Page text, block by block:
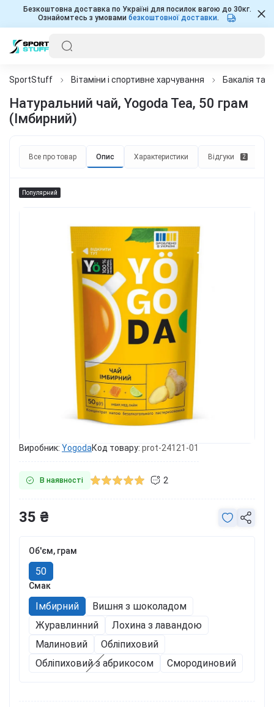
Безкоштовна доставка по Україні для посилок вагою до 30кг.
Ознайомтесь з умовами безкоштовної доставки.
SportStuff Вітаміни і спортивне харчування Бакалія та
Натуральний чай, Yogoda Tea, 50 грам
(Імбирний)
Все про товар Опис Характеристики Відгуки 2
Популярний
Виробник: YogodaКод товару: prot-24121-01
В наявності 2
Об'єм, грам
50
Смак
Імбирний
Вишня з шоколадом
Журавлинний
Лохина з лавандою
Малиновий
Обліпиховий
Обліпиховий з абрикосом
Смородиновий
35 ₴